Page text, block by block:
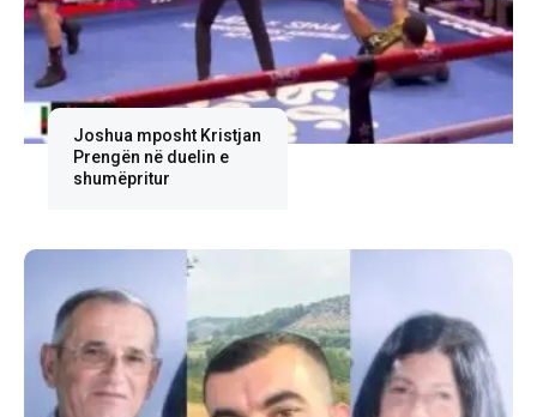
Joshua mposht Kristjan
Prengën në duelin e
shumëpritur